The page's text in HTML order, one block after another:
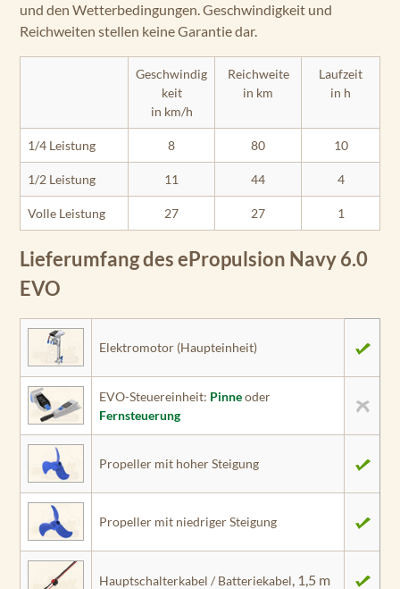
und den Wetterbedingungen. Geschwindigkeit und
Reichweiten stellen keine Garantie dar.
Geschwindig
keit
in km/h
Reichweite
in km
Laufzeit
in h
1/4 Leistung 8 80 10
1/2 Leistung 11 44 4
Volle Leistung 27 27 1
Lieferumfang des ePropulsion Navy 6.0
EVO
Elektromotor (Haupteinheit)
EVO-Steuereinheit: Pinneoder
Fernsteuerung
Propeller mit hoher Steigung
Propeller mit niedriger Steigung
Hauptschalterkabel / Batteriekabel, 1,5 m